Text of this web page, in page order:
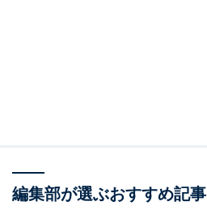
編集部が選ぶおすすめ記事